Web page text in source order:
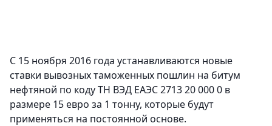
С 15 ноября 2016 года устанавливаются новые
ставки вывозных таможенных пошлин на битум
нефтяной по коду ТН ВЭД ЕАЭС 2713 20 000 0 в
размере 15 евро за 1 тонну, которые будут
применяться на постоянной основе.